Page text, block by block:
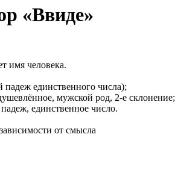
«Ввиде»
имя человека.
единственного числа);
мужской род, 2-е склонение;
единственное число.
от смысла